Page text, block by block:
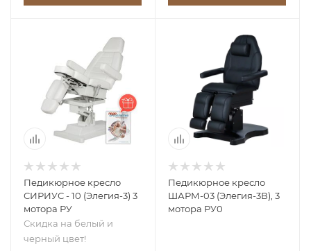
Педикюрное кресло
СИРИУС - 10 (Элегия-3) 3
мотора РУ
Скидка на белый и
черный цвет!
Педикюрное кресло
ШАРМ-03 (Элегия-3В), 3
мотора РУ0